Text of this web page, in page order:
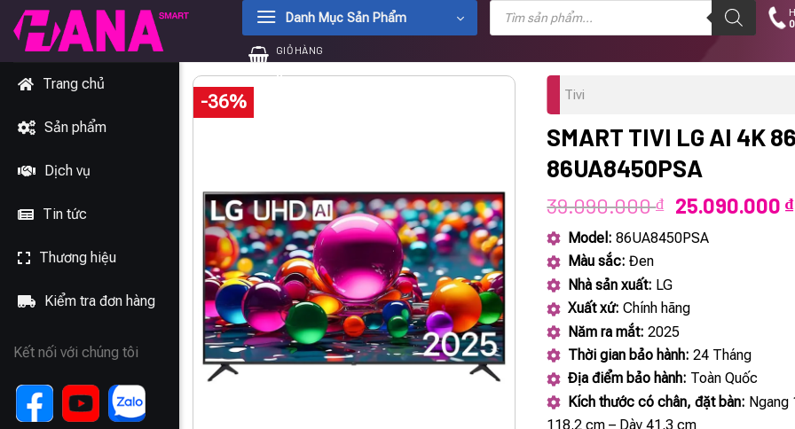
Chuyển
đến
dung
Danh Mục Sản Phẩm
Tìm
kiếm
phẩm
GIỎ HÀNG
0₫
Trang chủ
Sản phẩm
Dịch vụ
Tin tức
Thương hiệu
Kiểm tra đơn hàng
Kết nối với chúng tôi
-36% Tivi
SMART TIVI LG AI 4K
86UA8450PSA
39.090.000₫
Giá
gốc
là:
25.090.000 ₫
Model: 86UA8450PSA
Màu sắc: Đen
Nhà sản xuất: LG
Xuất xứ: Chính hãng
Năm ra mắt: 2025
Thời gian bảo hành: 24 Tháng
Địa điểm bảo hành: Toàn Quốc
Kích thước có chân, đặt bàn: Ngang
118.2 cm – Dày 41.3 cm